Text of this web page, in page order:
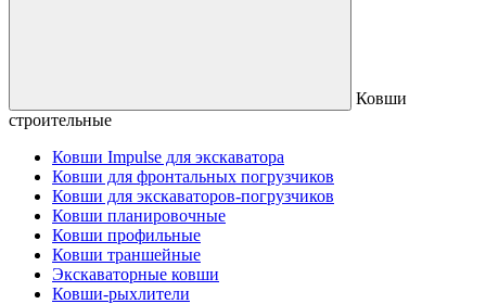
Ковши
строительные
Ковши Impulse для экскаватора
Ковши для фронтальных погрузчиков
Ковши для экскаваторов-погрузчиков
Ковши планировочные
Ковши профильные
Ковши траншейные
Экскаваторные ковши
Ковши-рыхлители